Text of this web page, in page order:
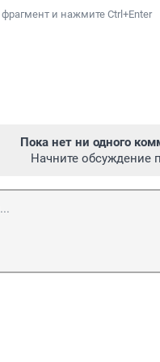
и нажмите Ctrl+Enter
Пока нет ни одного
Начните обсуждение